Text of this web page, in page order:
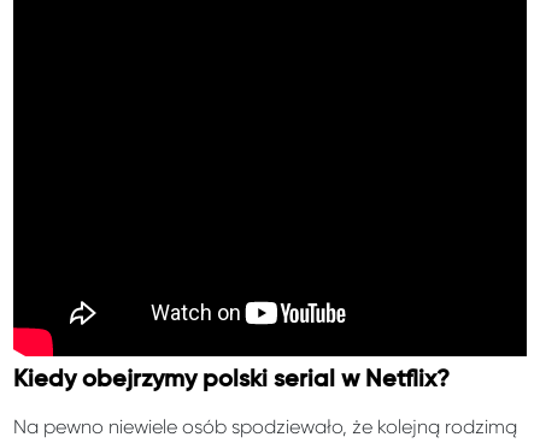
Kiedy obejrzymy polski serial w Netflix?
Na pewno niewiele osób spodziewało, że kolejną rodzimą